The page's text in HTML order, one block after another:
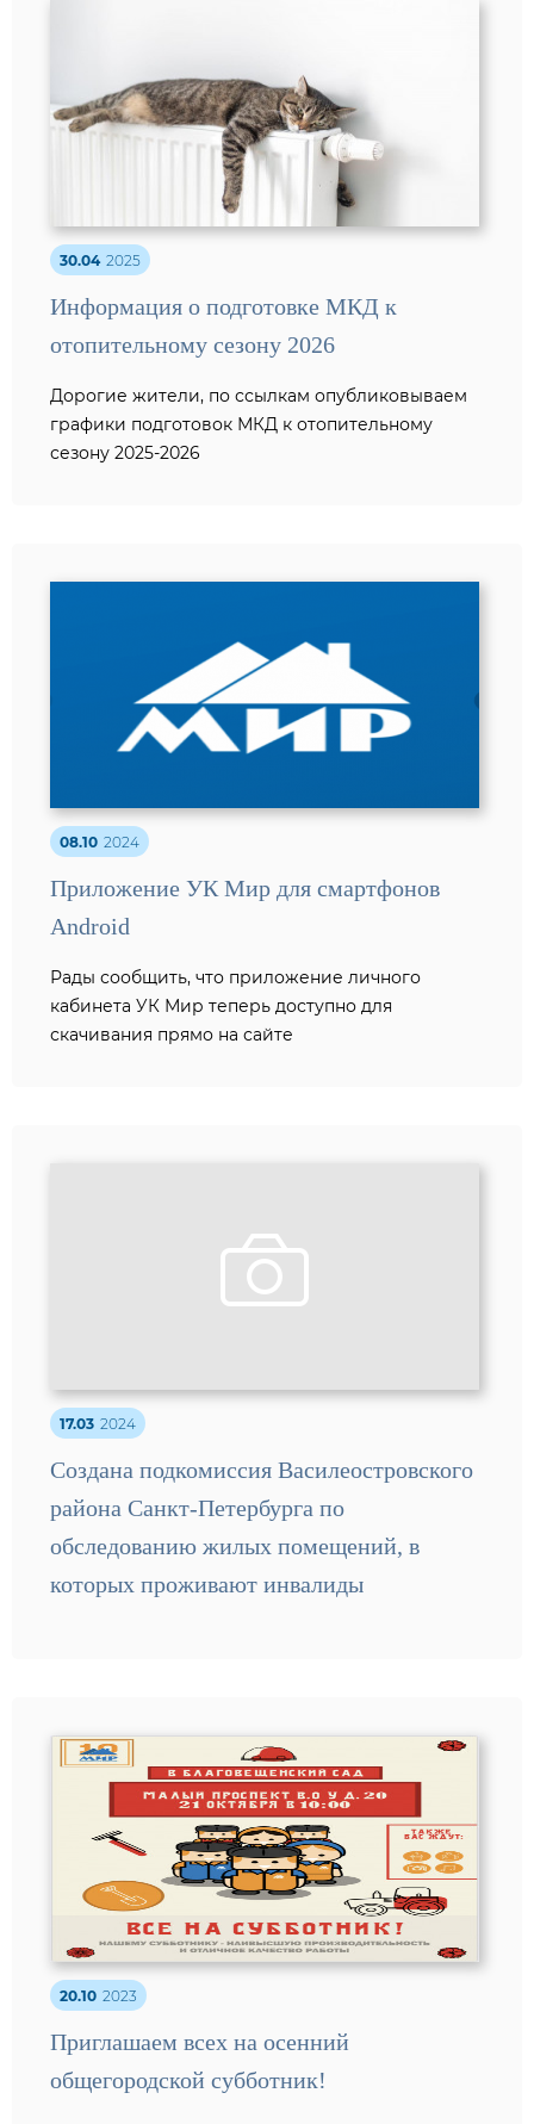
30.04 2025
Информация о подготовке МКД к
отопительному сезону 2026
Дорогие жители, по ссылкам опубликовываем
графики подготовок МКД к отопительному
сезону 2025-2026
08.10 2024
Приложение УК Мир для смартфонов
Android
Рады сообщить, что приложение личного
кабинета УК Мир теперь доступно для
скачивания прямо на сайте
17.03 2024
Создана подкомиссия Василеостровского
района Санкт‑Петербурга по
обследованию жилых помещений, в
которых проживают инвалиды
20.10 2023
Приглашаем всех на осенний
общегородской субботник!